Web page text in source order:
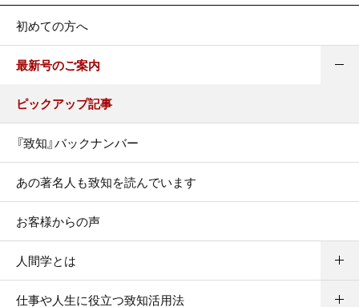
初めての方へ
最新号のご案内
ピックアップ記事
『致知』バックナンバー
あの著名人も致知を読んでいます
お客様からの声
人間学とは
仕事や人生に役立つ致知活用法